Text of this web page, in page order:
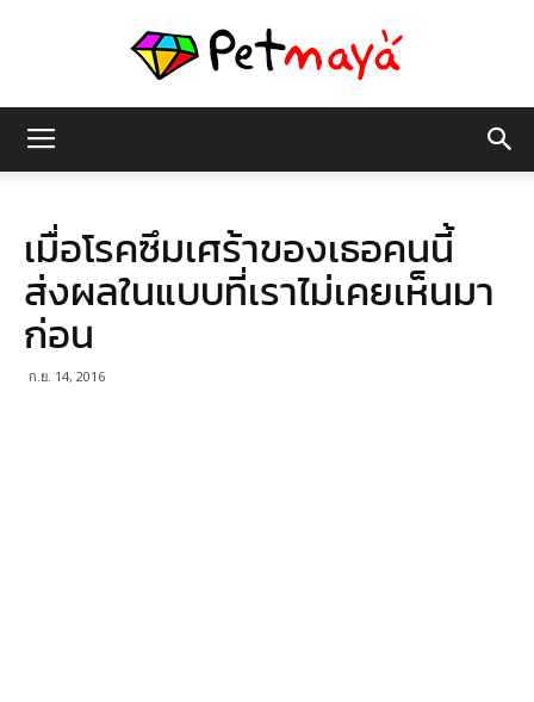
มายา
เมื่อโรคซึมเศร้าของเธอคนนี้
ส่งผลในแบบที่เราไม่เคยเห็นมา
ก่อน
ก.ย. 14, 2016